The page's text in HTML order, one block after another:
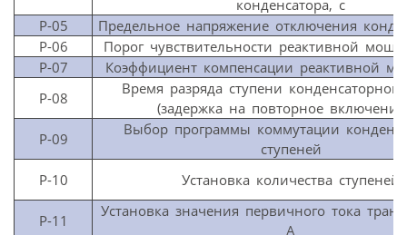
конденсатора, с
P-05
Предельное напряжение отключения
P-06
Порог чувствительности реактивной
P-07
Коэффициент компенсации реактивной
P-08
Время разряда ступени конденсаторной
(задержка на повторное
P-09
Выбор программы коммутации
ступеней
P-10
Установка количества ступеней
P-11
Установка значения первичного тока
А